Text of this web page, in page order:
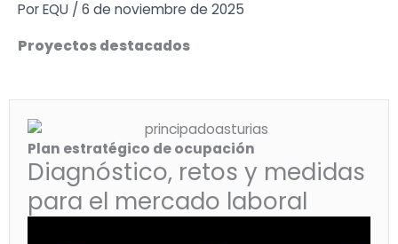
contenido
PorEQU / 6 de noviembre de 2025
Proyectos destacados
Plan estratégico de ocupación
Diagnóstico, retos y medidas
para el mercado laboral